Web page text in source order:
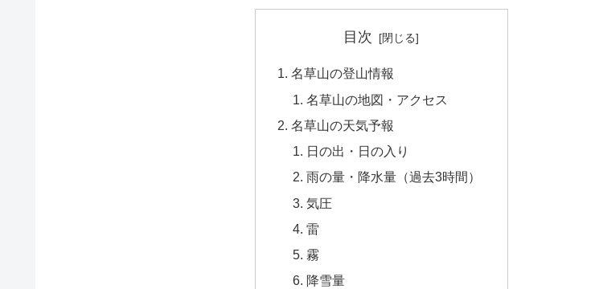
目次
名草山の登山情報
名草山の地図・アクセス
名草山の天気予報
日の出・日の入り
雨の量・降水量（過去3時間）
気圧
雷
霧
降雪量